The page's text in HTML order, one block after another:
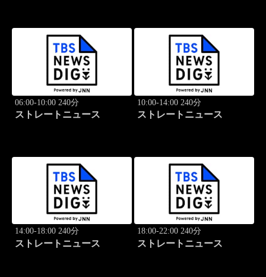
06:00-10:00 240分
ストレートニュース
10:00-14:00 240分
ストレートニュース
14:00-18:00 240分
ストレートニュース
18:00-22:00 240分
ストレートニュース